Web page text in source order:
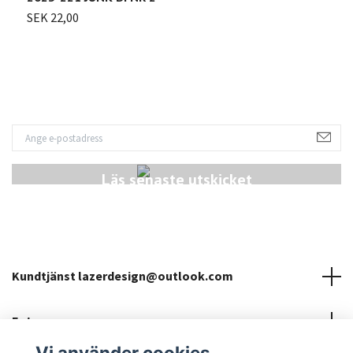
Läs senaste utskicket
SEK 22,00
Kundtjänst lazerdesign@outlook.com
Fotmeny